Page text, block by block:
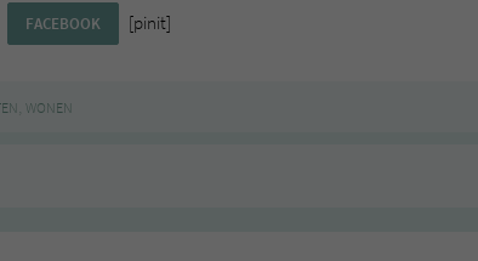
FACEBOOK [pinit]
, WONEN